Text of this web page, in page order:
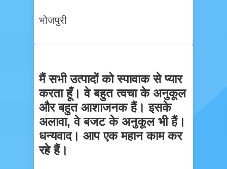
भोजपुरी
मैं सभी उत्पादों को स्पावाक से प्यार
करता हूँ। वे बहुत त्वचा के अनुकूल
और बहुत आशाजनक हैं। इसके
अलावा, वे बजट के अनुकूल भी हैं।
धन्यवाद। आप एक महान काम कर
रहे हैं।